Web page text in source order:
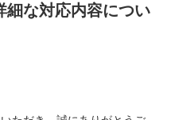
細な対応内容につい